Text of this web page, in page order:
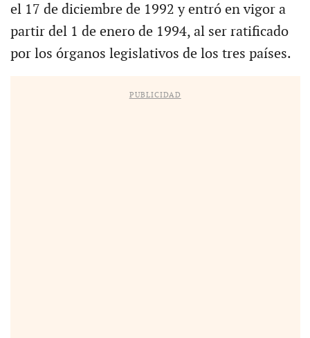
el 17 de diciembre de 1992 y entró en vigor a
partir del 1 de enero de 1994, al ser ratificado
por los órganos legislativos de los tres países.
PUBLICIDAD